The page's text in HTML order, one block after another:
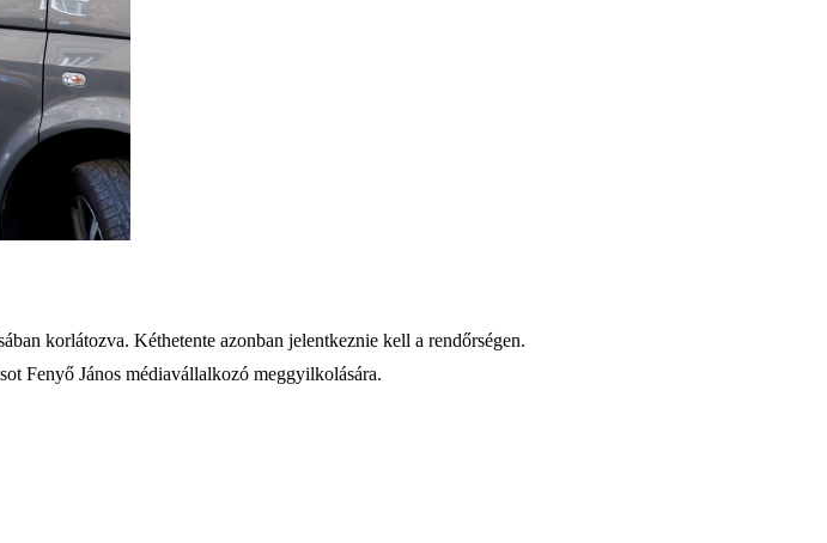
korlátozva. Kéthetente azonban jelentkeznie kell a rendőrségen.
Fenyő János médiavállalkozó meggyilkolására.